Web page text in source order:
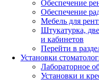
Обеспечение
Обеспечение
Мебель для
Штукатурка,
и кабинетов
Перейти в
Установки
Лабораторное
Установки и